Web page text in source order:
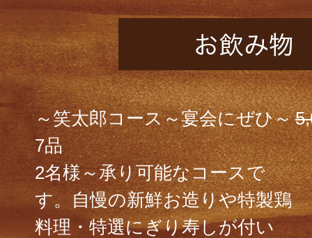
～笑太郎コース～宴会にぜひ～
7品
2名様～承り可能なコースで
す。自慢の新鮮お造りや特製鶏
料理・特選にぎり寿しが付い